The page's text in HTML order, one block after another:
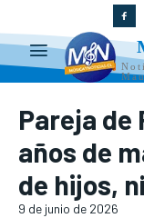
Pareja de
años de
de hijos,
9 de junio de 2026